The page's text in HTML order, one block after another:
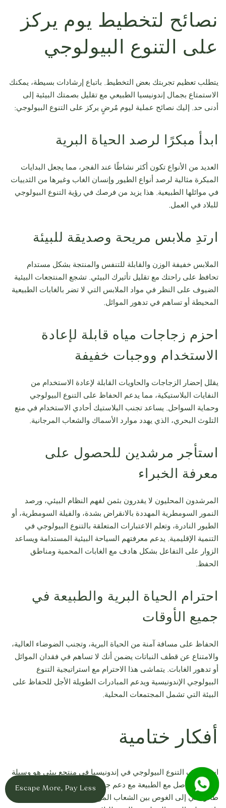
نصائح لتخطيط يوم يركز
على التنوع البيولوجي
يتطلب تعظيم تجربتك بعض التخطيط. باتباع إرشادات بسيطة، يمكنك
الاستمتاع بجمال إندونيسيا الطبيعي مع تقليل بصمتك البيئية إلى
أدنى حد. إليك نصائح عملية ليوم مُرضٍ يركز على التنوع البيولوجي:
ابدأ مبكرًا لرصد الحياة البرية
العديد من الأنواع تكون أكثر نشاطًا عند الفجر، مما يجعل البدايات
المبكرة مثالية لرصد أنواع الطيور وإنسان الغاب وغيرها من الثدييات
في موائلها الطبيعية. هذا يزيد من فرصك في رؤية التنوع البيولوجي
للبلاد في العمل.
ارتدِ ملابس مريحة وصديقة للبيئة
الملابس خفيفة الوزن والقابلة للتنفس والمنتجة بشكل مستدام
تحافظ على راحتك مع تقليل تأثيرك البيئي. تشجع المنتجعات البيئية
الضيوف على النظر في مواد الملابس التي لا تضر بالغابات الطبيعية
المحيطة أو تساهم في تدهور الموائل.
احزم زجاجات مياه قابلة لإعادة
الاستخدام ووجبات خفيفة
يقلل إحضار الزجاجات والحاويات القابلة لإعادة الاستخدام من
النفايات البلاستيكية، مما يدعم الحفاظ على التنوع البيولوجي
وحماية السواحل. يساعد تجنب البلاستيك أحادي الاستخدام في منع
التلوث البحري، الذي يهدد موارد الأسماك والشعاب المرجانية.
استأجر مرشدين للحصول على
معرفة الخبراء
المرشدون المحليون لا يقدرون بثمن لفهم النظام البيئي، ورصد
النمور السومطرية المهددة بالانقراض بشدة، والفيلة السومطرية، أو
الطيور النادرة، وتعلم الاعتبارات المتعلقة بالتنوع البيولوجي في
التنمية الإقليمية. يدعم معرفتهم السياحة البيئية المستدامة ويساعد
الزوار على التفاعل بشكل هادف مع الغابات المحمية ومناطق
الحفظ.
احترام الحياة البرية والطبيعة في
جميع الأوقات
الحفاظ على مسافة آمنة من الحياة البرية، وتجنب الضوضاء العالية،
والامتناع عن قطف النباتات يضمن أنك لا تساهم في فقدان الموائل
أو تدهور الغابات. يتماشى هذا الاحترام مع استراتيجية التنوع
البيولوجي الإندونيسية ويدعم المبادرات الطويلة الأجل للحفاظ على
البيئة التي تشمل المجتمعات المحلية.
أفكار ختامية
استكشاف التنوع البيولوجي في إندونيسيا في منتجع بيئي هو وسيلة
فريدة للتواصل مع الطبيعة مع دعم جهود الحفظ الهادفة. من رصد
طائر بالي إلى الغوص بين الشعاب المرجانية، كل تجربة تقدم نظرة
Escape More, Pay Less